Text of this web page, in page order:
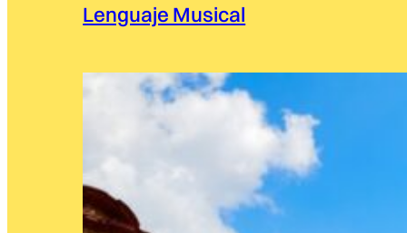
Lenguaje Musical